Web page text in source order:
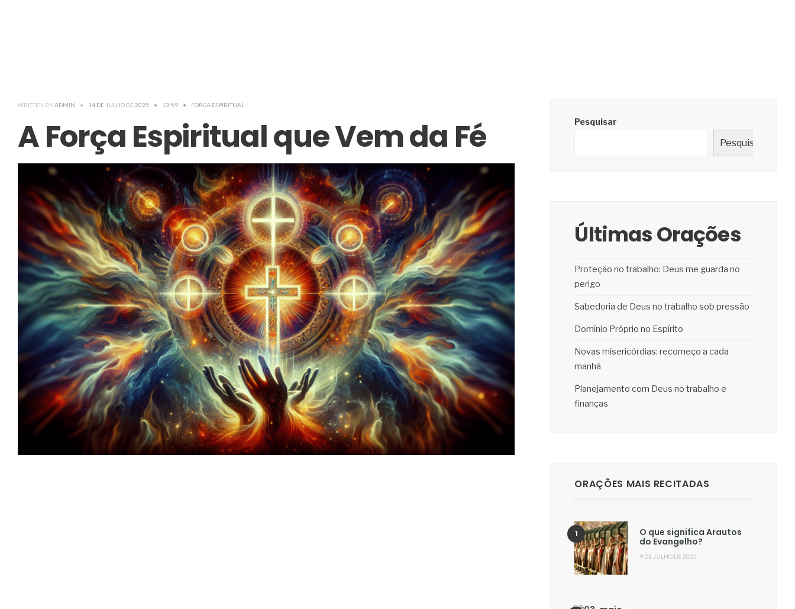
WRITTEN BY ADMIN • 14 DE JULHO DE 2025 • 13:59 • FORÇA ESPIRITUAL
A Força Espiritual que Vem da Fé Pesquisar
Pesquisar
Últimas Orações
Proteção no trabalho: Deus me guarda no
perigo
Sabedoria de Deus no trabalho sob pressão
Domínio Próprio no Espírito
Novas misericórdias: recomeço a cada
manhã
Planejamento com Deus no trabalho e
finanças
ORAÇÕES MAIS RECITADAS
O que significa Arautos
do Evangelho?
9 DE JULHO DE 2025